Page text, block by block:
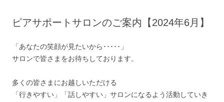
ピアサポートサロンのご案内【2024年6月】
「あなたの笑顔が見たいから･････」
サロンで皆さまをお待ちしております。
多くの皆さまにお越しいただける
「行きやすい」「話しやすい」サロンになるよう活動していき